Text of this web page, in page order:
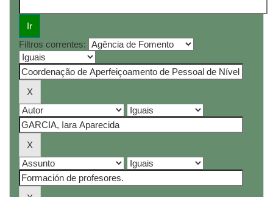
Filtros correntes: